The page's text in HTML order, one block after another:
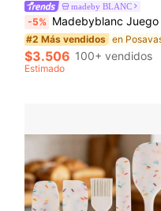
madeby BLANC
-5% Madebyblanc Juego de 4 piezas/8 piezas de posavasos, posavasos minimalistas forrados con tela no tejida para mesa de
#2 Más vendidos en
$3.506 100+ vendidos
Estimado